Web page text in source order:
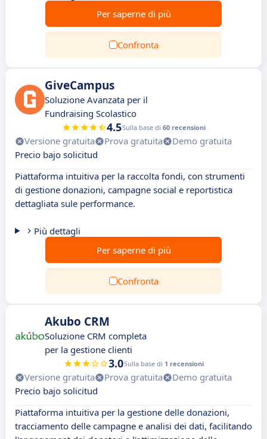
Per saperne di più
Confronta
GiveCampus
Soluzione Avanzata per il
Fundraising Scolastico
4.5Sulla base di 60 recensioni
Versione gratuita Prova gratuita
Demo gratuita
Precio bajo solicitud
Piattaforma intuitiva per la raccolta fondi, con strumenti
di gestione donazioni, campagne social e reportistica
dettagliata sule performance.
Più dettagli
Per saperne di più
Confronta
Akubo CRM
Soluzione CRM completa
per la gestione clienti
3.0Sulla base di 1 recensioni
Versione gratuita Prova gratuita
Demo gratuita
Precio bajo solicitud
Piattaforma intuitiva per la gestione delle donazioni,
tracciamento delle campagne e analisi dei dati, facilitando